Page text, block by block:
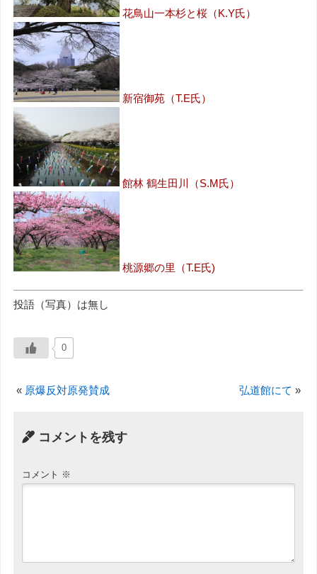
花鳥山一本杉と桜（K.Y氏）
新宿御苑（T.E氏）
館林 鶴生田川（S.M氏）
桃源郷の里（T.E氏)
投語（写真）は無し
0
« 原爆反対原発賛成 弘道館にて »
コメントを残す
コメント ※